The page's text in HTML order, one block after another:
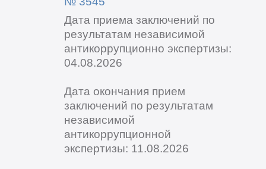
Дата приема заключений по
результатам независимой
антикоррупционно экспертизы:
04.08.2026
Дата окончания прием
заключений по результатам
независимой
антикоррупционной
экспертизы: 11.08.2026